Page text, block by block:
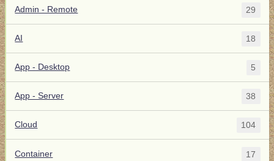
Admin - Remote 29
AI 18
App - Desktop 5
App - Server 38
Cloud 104
Container 17